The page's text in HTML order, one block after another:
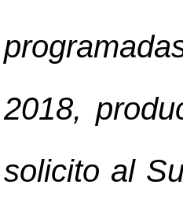
2018,
solicito al